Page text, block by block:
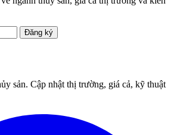
Đăng ký
sản. Cập nhật thị trường, giá cả, kỹ thuật